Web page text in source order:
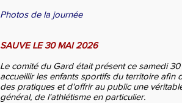
Photos de la journée
SAUVE LE 30 MAI 2026
Le comité du Gard était présent ce samedi
accueillir les enfants sportifs du territoire afin
des pratiques et d'offrir au public une
général, de l'athlétisme en particulier.